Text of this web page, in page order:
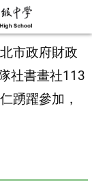
市政府財政
社書畫社113
踴躍參加，